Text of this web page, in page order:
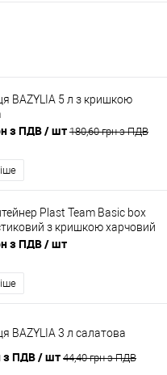
BAZYLIA 5 л з кришкою
з ПДВ/ шт 180,60 грн з ПДВ
Plast Team Basic box
з кришкою харчовий
з ПДВ/ шт
BAZYLIA 3 л салатова
з ПДВ/ шт 44,40 грн з ПДВ